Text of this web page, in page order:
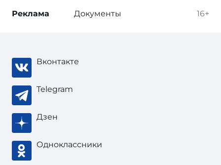
16+
Реклама Документы
Вконтакте
Telegram
Дзен
Одноклассники